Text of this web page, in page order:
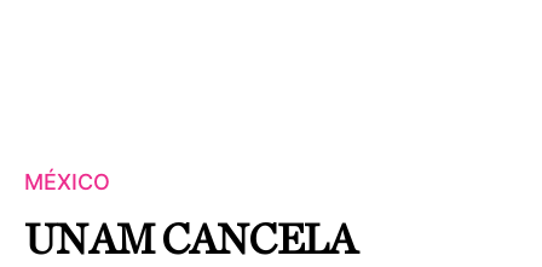
MÉXICO
UNAM CANCELA